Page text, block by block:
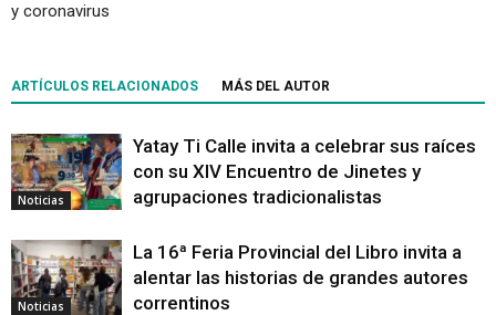
y coronavirus
ARTÍCULOS RELACIONADOS MÁS DEL AUTOR
Noticias
Yatay Ti Calle invita a celebrar sus raíces
con su XIV Encuentro de Jinetes y
agrupaciones tradicionalistas
Noticias
La 16ª Feria Provincial del Libro invita a
alentar las historias de grandes autores
correntinos